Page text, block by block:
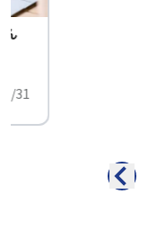
ん
31